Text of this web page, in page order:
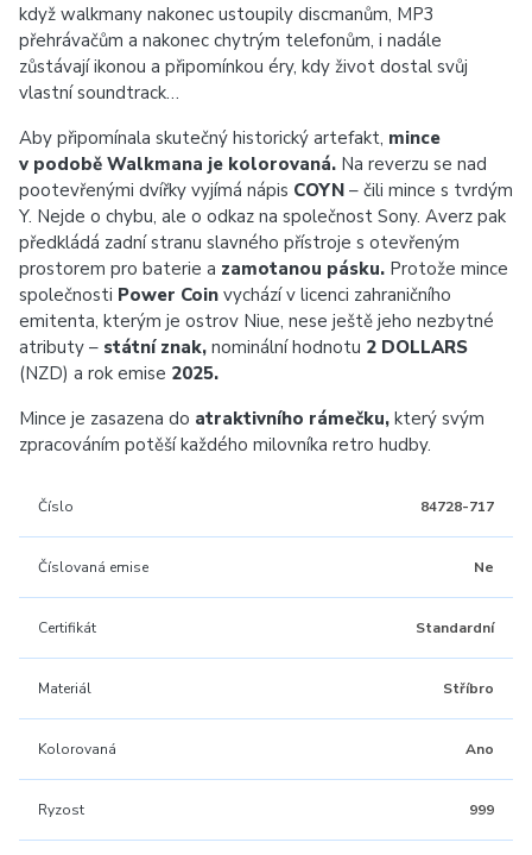
když walkmany nakonec ustoupily discmanům, MP3
přehrávačům a nakonec chytrým telefonům, i nadále
zůstávají ikonou a připomínkou éry, kdy život dostal svůj
vlastní soundtrack…
Aby připomínala skutečný historický artefakt, mince
v podobě Walkmana je kolorovaná. Na reverzu se nad
pootevřenými dvířky vyjímá nápis COYN – čili mince s tvrdým
Y. Nejde o chybu, ale o odkaz na společnost Sony. Averz pak
předkládá zadní stranu slavného přístroje s otevřeným
prostorem pro baterie a zamotanou pásku. Protože mince
společnosti Power Coin vychází v licenci zahraničního
emitenta, kterým je ostrov Niue, nese ještě jeho nezbytné
atributy – státní znak, nominální hodnotu 2 DOLLARS
(NZD) a rok emise 2025.
Mince je zasazena do atraktivního rámečku, který svým
zpracováním potěší každého milovníka retro hudby.
Číslo 84728-717
Číslovaná emise Ne
Certifikát Standardní
Materiál Stříbro
Kolorovaná Ano
Ryzost 999